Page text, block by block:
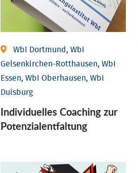
WbI Dortmund, WbI
Gelsenkirchen-Rotthausen, WbI
Essen, WbI Oberhausen, WbI
Duisburg
Individuelles Coaching zur
Potenzialentfaltung